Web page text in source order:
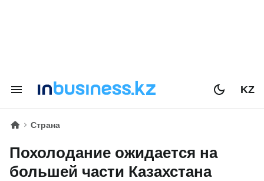
KZ
Страна
Похолодание ожидается на
большей части Казахстана